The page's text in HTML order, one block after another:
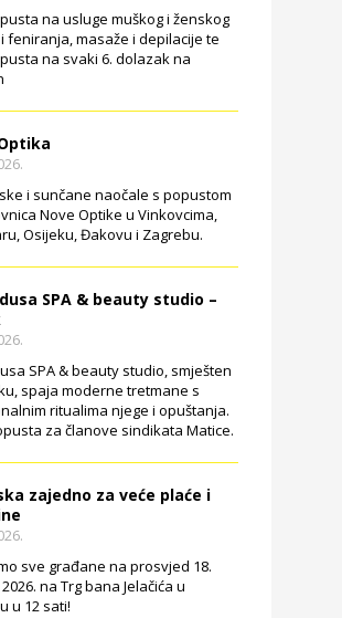
na usluge muškog i ženskog
feniranja, masaže i depilacije te
na svaki 6. dolazak na
i sunčane naočale s popustom
Nove Optike u Vinkovcima,
Osijeku, Đakovu i Zagrebu.
SPA & beauty studio –
SPA & beauty studio, smješten
spaja moderne tretmane s
ritualima njege i opuštanja.
za članove sindikata Matice.
zajedno za veće plaće i
sve građane na prosvjed 18.
na Trg bana Jelačića u
u 12 sati!